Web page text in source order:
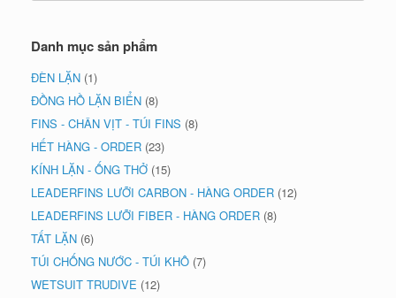
Danh mục sản phẩm
ĐÈN LẶN (1)
ĐỒNG HỒ LẶN BIỂN (8)
FINS - CHÂN VỊT - TÚI FINS (8)
HẾT HÀNG - ORDER (23)
KÍNH LẶN - ỐNG THỞ (15)
LEADERFINS LƯỠI CARBON - HÀNG ORDER (12)
LEADERFINS LƯỠI FIBER - HÀNG ORDER (8)
TẤT LẶN (6)
TÚI CHỐNG NƯỚC - TÚI KHÔ (7)
WETSUIT TRUDIVE (12)